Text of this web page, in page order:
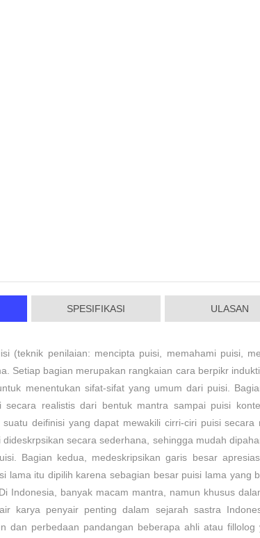
SPESIFIKASI ULASAN
(teknik penilaian: mencipta puisi, memahami puisi,
Setiap bagian merupakan rangkaian cara berpikr
menentukan sifat-sifat yang umum dari puisi.
secara realistis dari bentuk mantra sampai puisi
deifinisi yang dapat mewakili cirri-ciri puisi
secara sederhana, sehingga mudah
Bagian kedua, medeskripsikan garis besar
lama itu dipilih karena sebagian besar puisi lama yang
Indonesia, banyak macam mantra, namun khusus
karya penyair penting dalam sejarah sastra
dan perbedaan pandangan beberapa ahli atau fillolog